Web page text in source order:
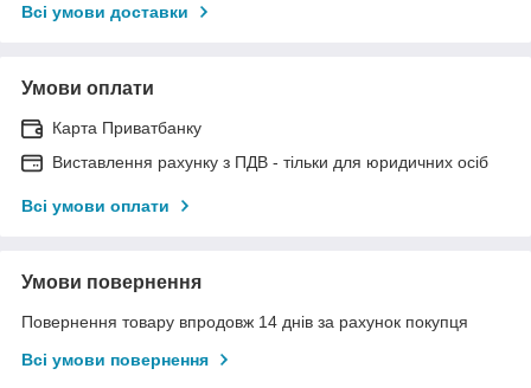
Всі умови доставки
Умови оплати
Карта Приватбанку
Виставлення рахунку з ПДВ - тільки для юридичних осіб
Всі умови оплати
Умови повернення
Повернення товару впродовж 14 днів за рахунок покупця
Всі умови повернення